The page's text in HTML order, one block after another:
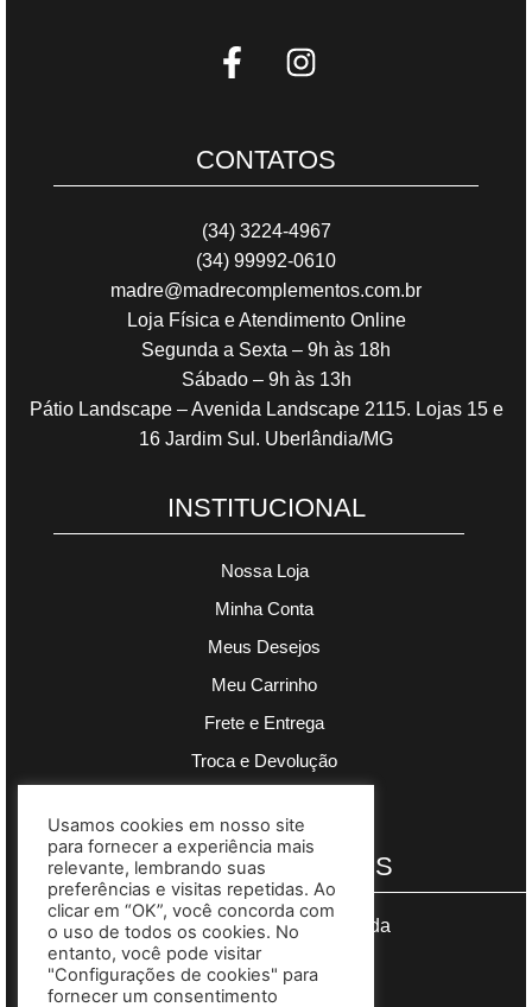
CONTATOS
(34) 3224-4967
(34) 99992-0610
madre@madrecomplementos.com.br
Loja Física e Atendimento Online
Segunda a Sexta – 9h às 18h
Sábado – 9h às 13h
Pátio Landscape – Avenida Landscape 2115. Lojas 15 e
16 Jardim Sul. Uberlândia/MG
INSTITUCIONAL
Nossa Loja
Minha Conta
Meus Desejos
Meu Carrinho
Frete e Entrega
Troca e Devolução
PAGAMENTOS
Segurança garantida
Usamos cookies em nosso site
para fornecer a experiência mais
relevante, lembrando suas
preferências e visitas repetidas. Ao
clicar em “OK”, você concorda com
o uso de todos os cookies. No
entanto, você pode visitar
"Configurações de cookies" para
fornecer um consentimento